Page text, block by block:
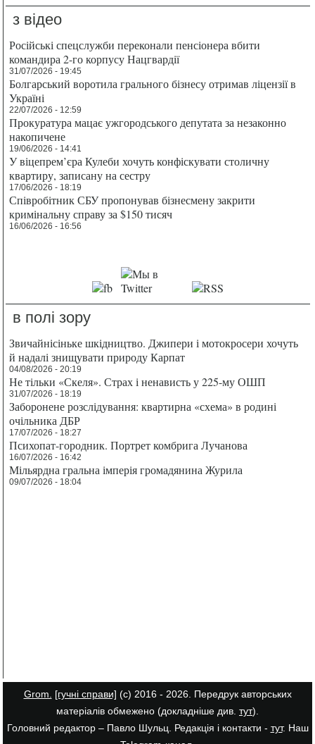
з відео
Російські спецслужби переконали пенсіонера вбити
командира 2-го корпусу Нацгвардії
31/07/2026 - 19:45
Болгарський воротила грального бізнесу отримав ліцензії в
Україні
22/07/2026 - 12:59
Прокуратура мацає ужгородського депутата за незаконно
накопичене
19/06/2026 - 14:41
У віцепрем’єра Кулеби хочуть конфіскувати столичну
квартиру, записану на сестру
17/06/2026 - 18:19
Співробітник СБУ пропонував бізнесмену закрити
кримінальну справу за $150 тисяч
16/06/2026 - 16:56
в полі зору
Звичайнісіньке шкідництво. Джипери і мотокросери хочуть
й надалі знищувати природу Карпат
04/08/2026 - 20:19
Не тільки «Скеля». Страх і ненависть у 225-му ОШП
31/07/2026 - 18:19
Заборонене розслідування: квартирна «схема» в родині
очільника ДБР
17/07/2026 - 18:27
Психопат-городник. Портрет комбрига Лучанова
16/07/2026 - 16:42
Мільярдна гральна імперія громадянина Журила
09/07/2026 - 18:04
Grom. [гучні справи] (с) 2016 - 2026. Передрук авторських
матеріалів обмежено (докладніше див. тут).
Головний редактор – Павло Шульц. Редакція і контакти - тут. Наш